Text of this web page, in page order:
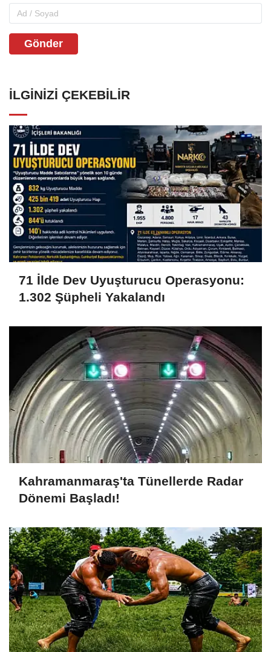
Gönder
İLGINIZI ÇEKEBILIR
71 İlde Dev Uyuşturucu Operasyonu:
1.302 Şüpheli Yakalandı
Kahramanmaraş'ta Tünellerde Radar
Dönemi Başladı!